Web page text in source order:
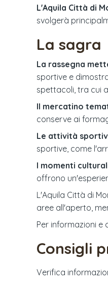
L'Aquila Città di
svolgerà
La sagra
La rassegna
sportive e
spettacoli, tra cui
Il mercatino
conserve ai
Le attività
sportive, come
I momenti
offrono
L'Aquila Città di
aree all'aperto,
Per informazioni e
Consigli
Verifica